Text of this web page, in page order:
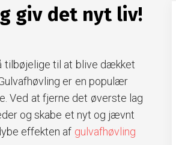
giv det nyt liv!
tilbøjelige til at blive dækket
er en populær
Ved at fjerne det øverste lag
og skabe et nyt og jævnt
effekten af gulvafhøvling